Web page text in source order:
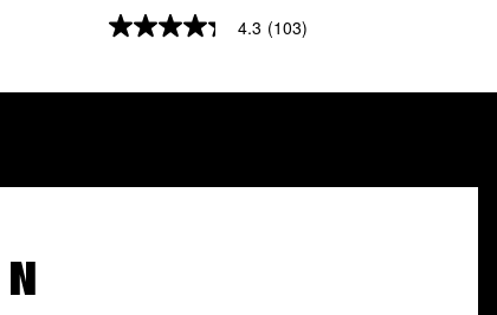
4.3 (103)
4.3
103